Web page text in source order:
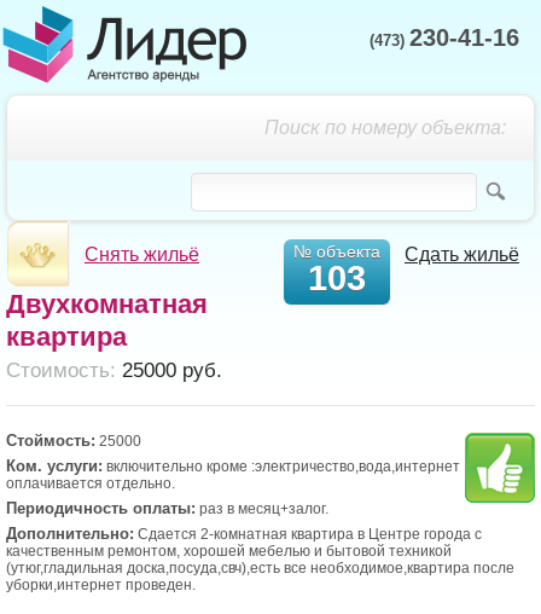
(473) 230-41-16
Поиск по номеру объекта:
Снять жильё Сдать жильё
№ объекта
103
Двухкомнатная
квартира
Cтоимость: 25000 руб.
Стоймость: 25000
Ком. услуги: включительно кроме :электричество,вода,интернет
оплачивается отдельно.
Периодичность оплаты: раз в месяц+залог.
Дополнительно: Сдается 2-комнатная квартира в Центре города с
качественным ремонтом, хорошей мебелью и бытовой техникой
(утюг,гладильная доска,посуда,свч),есть все необходимое,квартира после
уборки,интернет проведен.